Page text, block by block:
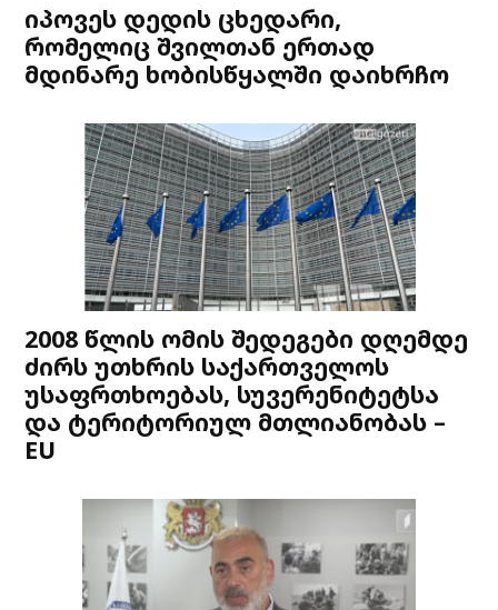
იპოვეს დედის ცხედარი,
რომელიც შვილთან ერთად
მდინარე ხობისწყალში დაიხრჩო
2008 წლის ომის შედეგები დღემდე
ძირს უთხრის საქართველოს
უსაფრთხოებას, სუვერენიტეტსა
და ტერიტორიულ მთლიანობას –
EU